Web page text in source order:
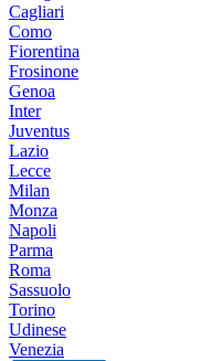
Cagliari
Como
Fiorentina
Frosinone
Genoa
Inter
Juventus
Lazio
Lecce
Milan
Monza
Napoli
Parma
Roma
Sassuolo
Torino
Udinese
Venezia